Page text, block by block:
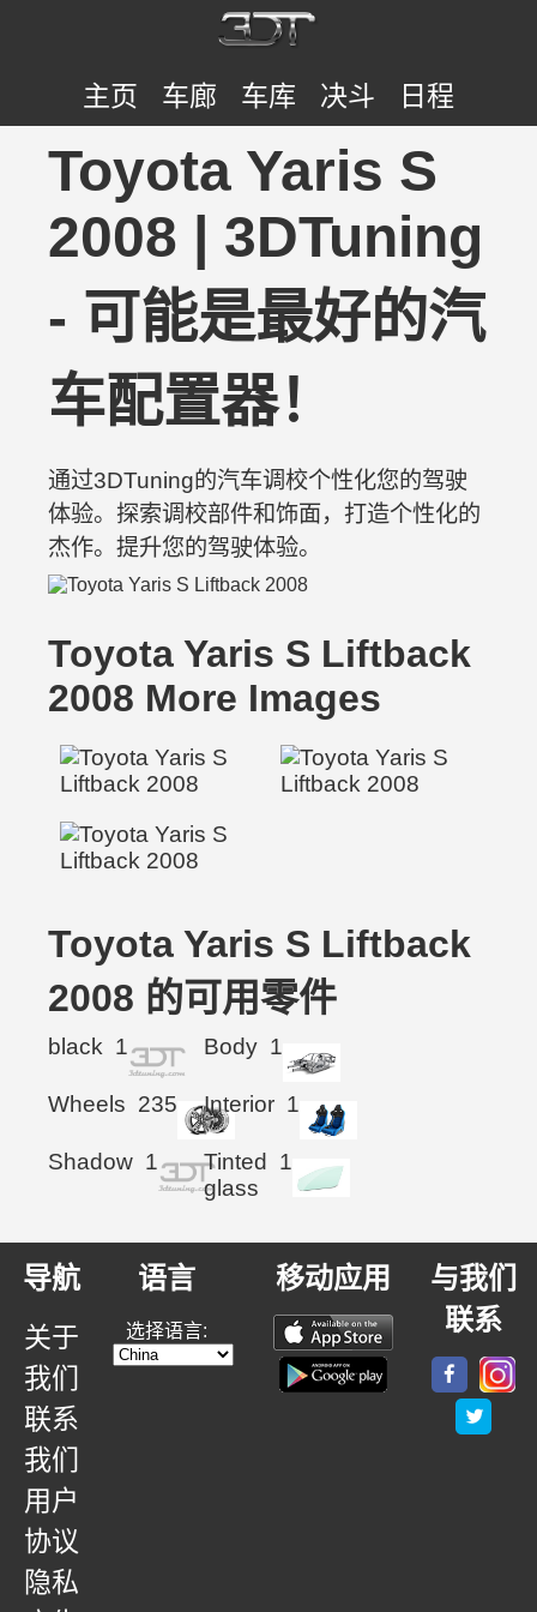
主页 车廊 车库 决斗 日程
Toyota Yaris S
2008 | 3DTuning
- 可能是最好的汽
车配置器！
通过3DTuning的汽车调校个性化您的驾驶
体验。探索调校部件和饰面，打造个性化的
杰作。提升您的驾驶体验。
Toyota Yaris S Liftback
2008 More Images
Toyota Yaris S Liftback
2008 的可用零件
black 1 Body 1
Wheels 235 Interior 1
Shadow 1
Tinted
glass
1
导航
关于
我们
联系
我们
用户
协议
隐私
语言
选择语言:
移动应用
与我们
联系